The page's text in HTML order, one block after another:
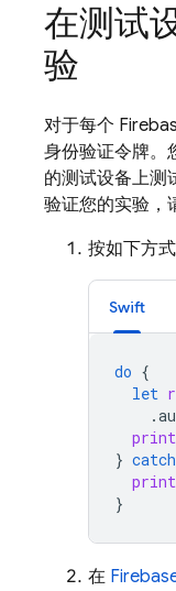
在测试
验
对于每个
身份验证令牌。
的测试设备上测
验证您的实验，
按如下方
Swift
do {
let
.
print
} catch
print
}
在